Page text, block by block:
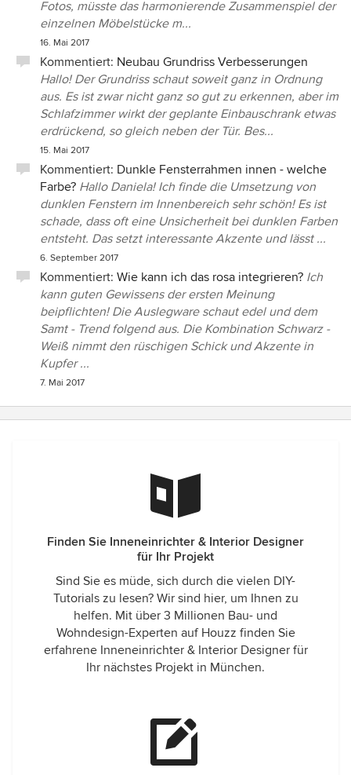
Fotos, müsste das harmonierende Zusammenspiel der
einzelnen Möbelstücke m...
16. Mai 2017
Kommentiert: Neubau Grundriss Verbesserungen
Hallo! Der Grundriss schaut soweit ganz in Ordnung
aus. Es ist zwar nicht ganz so gut zu erkennen, aber im
Schlafzimmer wirkt der geplante Einbauschrank etwas
erdrückend, so gleich neben der Tür. Bes...
15. Mai 2017
Kommentiert: Dunkle Fensterrahmen innen - welche
Farbe? Hallo Daniela! Ich finde die Umsetzung von
dunklen Fenstern im Innenbereich sehr schön! Es ist
schade, dass oft eine Unsicherheit bei dunklen Farben
entsteht. Das setzt interessante Akzente und lässt ...
6. September 2017
Kommentiert: Wie kann ich das rosa integrieren? Ich
kann guten Gewissens der ersten Meinung
beipflichten! Die Auslegware schaut edel und dem
Samt - Trend folgend aus. Die Kombination Schwarz -
Weiß nimmt den rüschigen Schick und Akzente in
Kupfer ...
7. Mai 2017
Finden Sie Inneneinrichter & Interior Designer
für Ihr Projekt
Sind Sie es müde, sich durch die vielen DIY-
Tutorials zu lesen? Wir sind hier, um Ihnen zu
helfen. Mit über 3 Millionen Bau- und
Wohndesign-Experten auf Houzz finden Sie
erfahrene Inneneinrichter & Interior Designer für
Ihr nächstes Projekt in München.